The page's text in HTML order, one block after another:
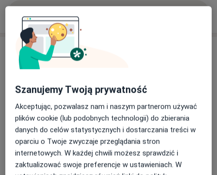
informacji zachęcam do kontaktu i umówienia wizyty!
Usługi i ceny
Konsultacja fizjoterapeutyczna
Fizjoterapia
150 zł Szczegóły
Masaż leczniczy
150 zł Szczegóły
Szanujemy Twoją prywatność
Akceptując, pozwalasz nam i naszym partnerom używać
plików cookie (lub podobnych technologii) do zbierania
danych do celów statystycznych i dostarczania treści w
oparciu o Twoje zwyczaje przeglądania stron
internetowych. W każdej chwili możesz sprawdzić i
zaktualizować swoje preferencje w ustawieniach. W